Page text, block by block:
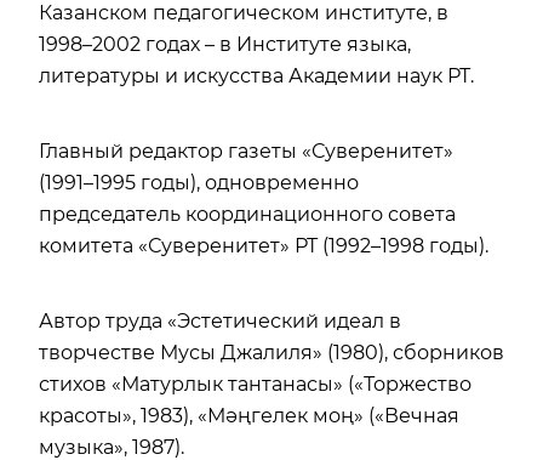
Казанском педагогическом институте, в
1998–2002 годах – в Институте языка,
литературы и искусства Академии наук РТ.
Главный редактор газеты «Суверенитет»
(1991–1995 годы), одновременно
председатель координационного совета
комитета «Суверенитет» РТ (1992–1998 годы).
Автор труда «Эстетический идеал в
творчестве Мусы Джалиля» (1980), сборников
стихов «Матурлык тантанасы» («Торжество
красоты», 1983), «Мәңгелек моң» («Вечная
музыка», 1987).